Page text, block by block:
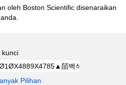
oleh Boston Scientific disenaraikan
kunci
Pilihan